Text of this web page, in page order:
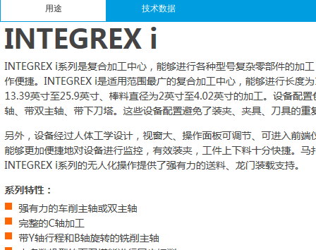
用途 技术数据